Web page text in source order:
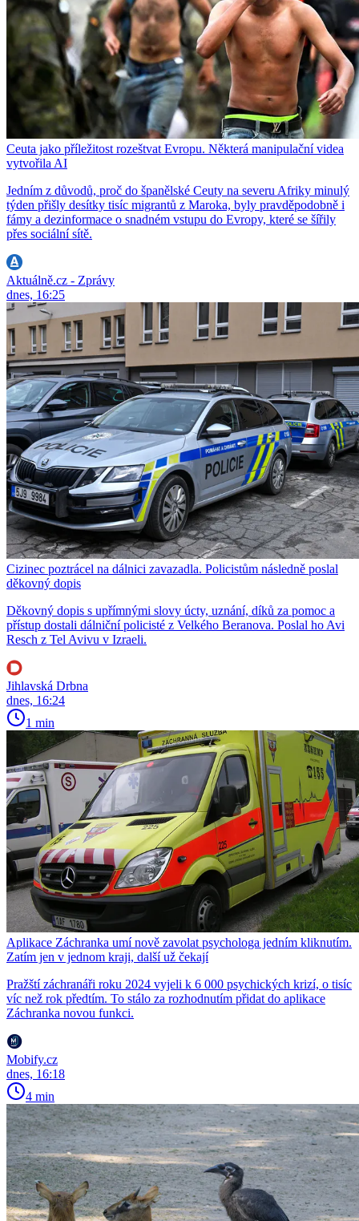
Ceuta jako příležitost rozeštvat Evropu. Některá manipulační videa
vytvořila AI
Jedním z důvodů, proč do španělské Ceuty na severu Afriky minulý
týden přišly desítky tisíc migrantů z Maroka, byly pravděpodobně i
fámy a dezinformace o snadném vstupu do Evropy, které se šířily
přes sociální sítě.
Aktuálně.cz - Zprávy
dnes, 16:25
Cizinec poztrácel na dálnici zavazadla. Policistům následně poslal
děkovný dopis
Děkovný dopis s upřímnými slovy úcty, uznání, díků za pomoc a
přístup dostali dálniční policisté z Velkého Beranova. Poslal ho Avi
Resch z Tel Avivu v Izraeli.
Jihlavská Drbna
dnes, 16:24
1 min
Aplikace Záchranka umí nově zavolat psychologa jedním kliknutím.
Zatím jen v jednom kraji, další už čekají
Pražští záchranáři roku 2024 vyjeli k 6 000 psychických krizí, o tisíc
víc než rok předtím. To stálo za rozhodnutím přidat do aplikace
Záchranka novou funkci.
Mobify.cz
dnes, 16:18
4 min